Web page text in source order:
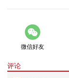
微信好友
评论